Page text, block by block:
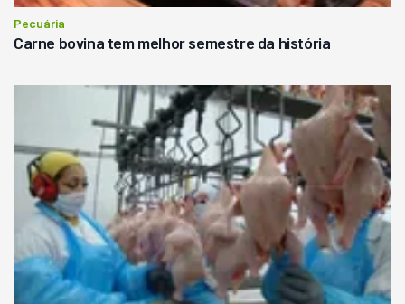
Pecuária
Carne bovina tem melhor semestre da história